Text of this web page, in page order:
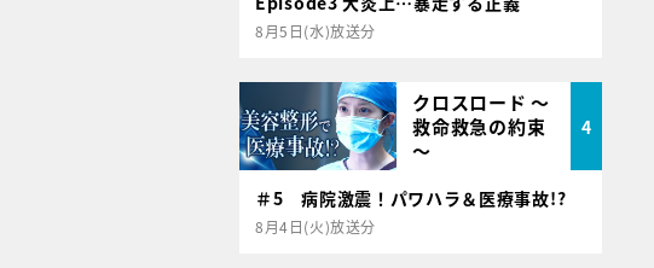
8月5日(水)放送分
クロスロード ～
救命救急の約束
～
4
＃5 病院激震！パワハラ＆医療事故!?
8月4日(火)放送分